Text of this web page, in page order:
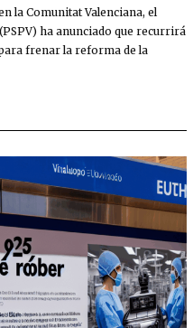
la Comunitat Valenciana, el
ha anunciado que recurrirá
frenar la reforma de la